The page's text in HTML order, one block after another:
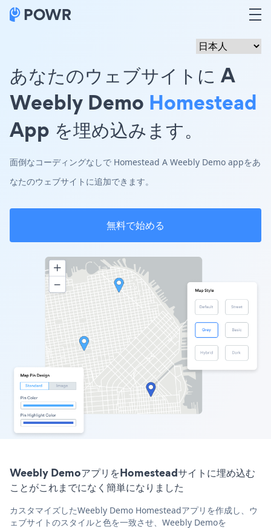
あなたのウェブサイトに A
Weebly Demo Homestead
App を埋め込みます。
面倒なコーディングなしで Homestead A Weebly Demo appをあ
なたのウェブサイトに追加できます。
無料で始める
Weebly DemoアプリをHomesteadサイトに埋め込む
ことがこれまでになく簡単になりました
カスタマイズしたWeebly Demo Homesteadアプリを作成し、ウ
ェブサイトのスタイルと色を一致させ、Weebly Demoを